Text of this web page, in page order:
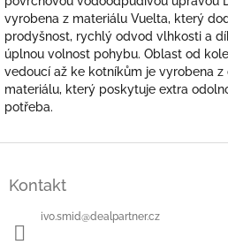
vyrobena z materiálu Vuelta, který
prodyšnost, rychlý odvod vlhkosti a
úplnou volnost pohybu. Oblast od
vedoucí až ke kotníkům je vyrobena
materiálu, který poskytuje extra
potřeba.
Kontakt
ivo.smid@dealpartner.cz